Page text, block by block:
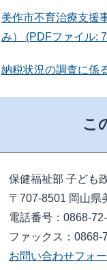
美作市不育治療支援
み） (PDFファイル:
納税状況の調査に係
こ
保健福祉部 子ども
〒707-8501 岡山県
電話番号：0868-
ファックス：0868-
お問い合わせフォ